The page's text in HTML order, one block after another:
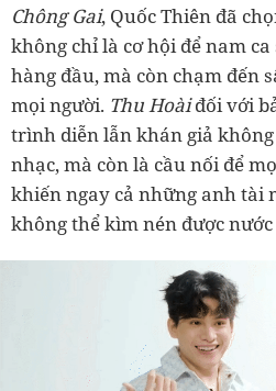
Chông Gai, Quốc Thiên đã
không chỉ là cơ hội để nam
hàng đầu, mà còn chạm đến
mọi người. Thu Hoàiđối với
trình diễn lẫn khán giả
nhạc, mà còn là cầu nối để
khiến ngay cả những anh tài
không thể kìm nén được